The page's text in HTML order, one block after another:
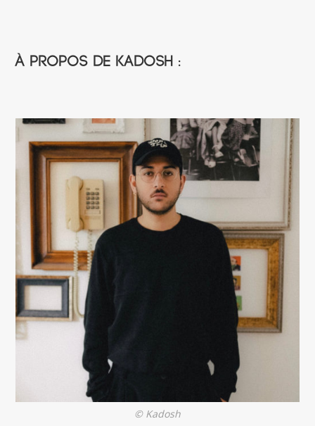
À propos de Kadosh :
© Kadosh